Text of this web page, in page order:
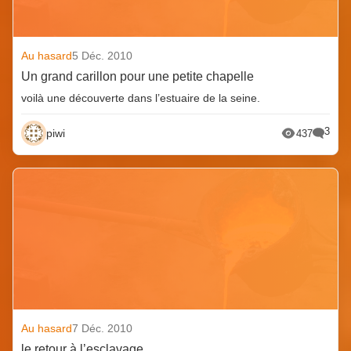
Au hasard5 Déc. 2010
Un grand carillon pour une petite chapelle
voilà une découverte dans l’estuaire de la seine.
piwi 437 3
Au hasard7 Déc. 2010